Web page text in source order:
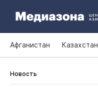
Афганистан Казахстан
Новость